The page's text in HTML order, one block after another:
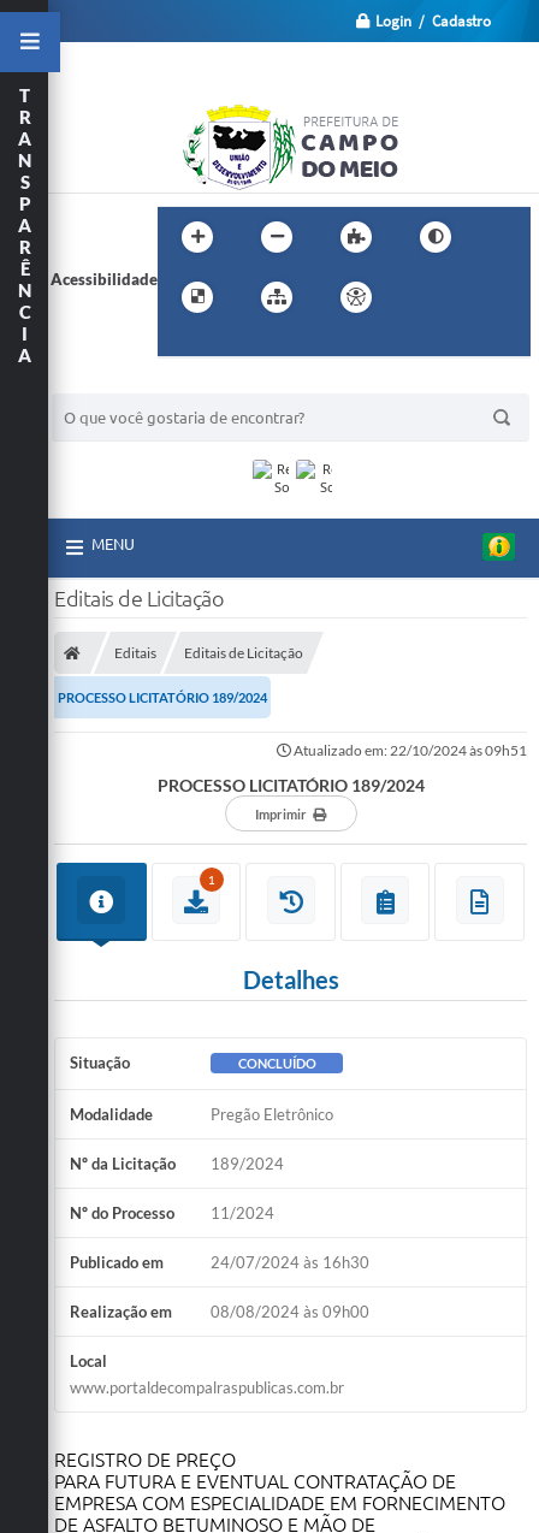
Login / Cadastro
Acessibilidade
MENU
T
R
A
N
S
P
A
R
Ê
N
C
I
A
Editais de Licitação
Editais Editais de Licitação
PROCESSO LICITATÓRIO 189/2024
Atualizado em: 22/10/2024 às 09h51
PROCESSO LICITATÓRIO 189/2024
Imprimir
1
Detalhes
Situação CONCLUÍDO
Modalidade Pregão Eletrônico
Nº da Licitação 189/2024
Nº do Processo 11/2024
Publicado em 24/07/2024 às 16h30
Realização em 08/08/2024 às 09h00
Local
www.portaldecompalraspublicas.com.br
REGISTRO DE PREÇO
PARA FUTURA E EVENTUAL CONTRATAÇÃO DE
EMPRESA COM ESPECIALIDADE EM FORNECIMENTO
DE ASFALTO BETUMINOSO E MÃO DE